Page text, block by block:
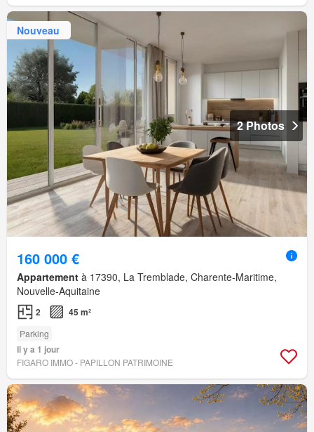
Nouveau
2 Photos
160 000 €
Appartement à 17390, La Tremblade, Charente-Maritime,
Nouvelle-Aquitaine
2 45 m²
Parking
Il y a 1 jour
FIGARO IMMO - PAPILLON PATRIMOINE